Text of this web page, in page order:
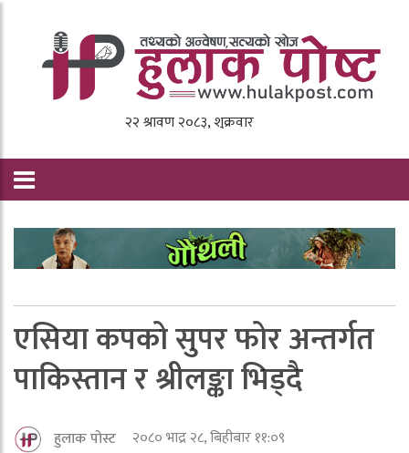
एसिया कपको सुपर फोर अन्तर्गत
पाकिस्तान र श्रीलङ्का भिड्दै
हुलाक पोस्ट २०८० भाद्र २८, बिहीबार ११:०९